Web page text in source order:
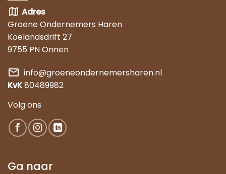
map Adres
Groene Ondernemers Haren
Koelandsdrift 27
9755 PN Onnen
mail info@groeneondernemersharen.nl
KvK80489982
Volg ons
Ga naar